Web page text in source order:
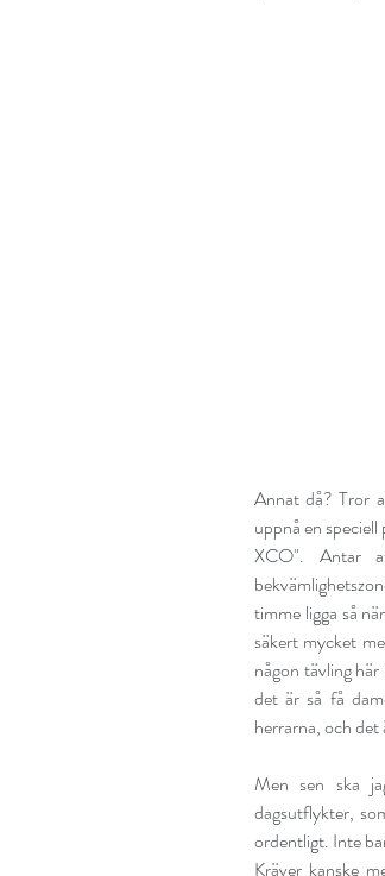
Annat då? Tror
uppnå en
XCO". Antar
timme ligga så
säkert mycket
någon tävling
det är så få
herrarna, och det
Men sen ska
dagsutflykter,
ordentligt. Inte
Kräver kanske